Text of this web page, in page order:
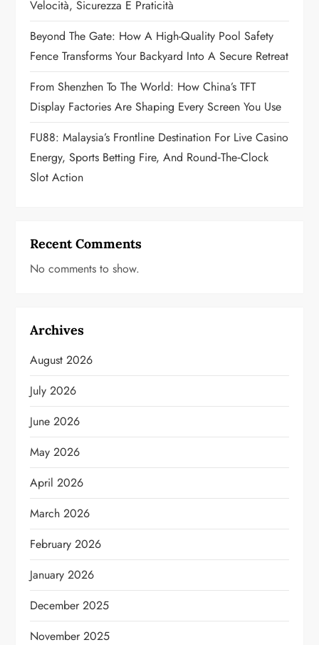
o
n
Velocità, Sicurezza E Praticità
Beyond The Gate: How A High-Quality Pool Safety
Fence Transforms Your Backyard Into A Secure Retreat
From Shenzhen To The World: How China’s TFT
Display Factories Are Shaping Every Screen You Use
FU88: Malaysia’s Frontline Destination For Live Casino
Energy, Sports Betting Fire, And Round‑the‑Clock
Slot Action
Recent Comments
No comments to show.
Archives
August 2026
July 2026
June 2026
May 2026
April 2026
March 2026
February 2026
January 2026
December 2025
November 2025